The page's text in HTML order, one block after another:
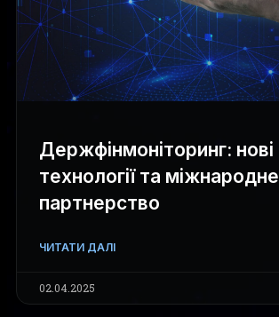
Держфінмоніторинг: нові
технології та міжнародне
партнерство
ЧИТАТИ ДАЛІ
02.04.2025